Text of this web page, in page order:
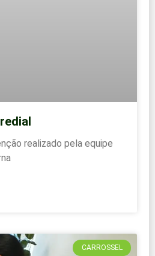
realizado pela equipe
CARROSSEL